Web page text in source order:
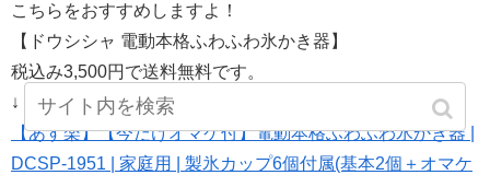
こちらをおすすめしますよ！
【ドウシシャ 電動本格ふわふわ氷かき器】
税込み3,500円で送料無料です。
↓ ↓ ↓ ↓
【あす楽】【今だけオマケ付】電動本格ふわふわ氷かき器 |
DCSP-1951 | 家庭用 | 製氷カップ6個付属(基本2個＋オマケ